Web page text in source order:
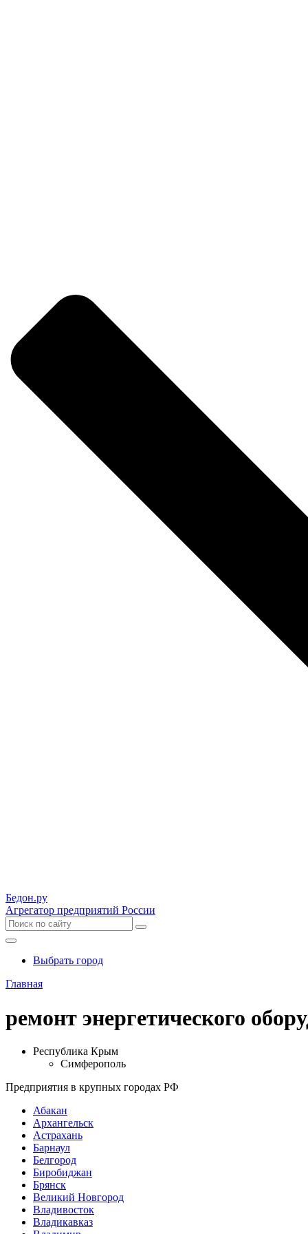
Бедон.ру
Агрегатор предприятий России
Выбрать город
Главная
ремонт энергетического
Республика Крым
Симферополь
Предприятия в крупных городах РФ
Абакан
Архангельск
Астрахань
Барнаул
Белгород
Биробиджан
Брянск
Великий Новгород
Владивосток
Владикавказ